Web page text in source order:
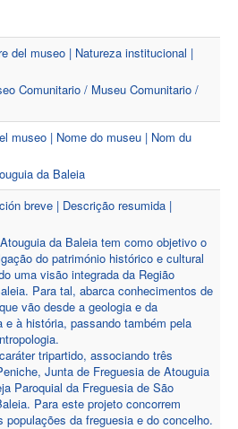
del museo | Natureza institucional |
Comunitario / Museu Comunitario /
museo | Nome do museu | Nom du
da Baleia
breve | Descrição resumida |
da Baleia tem como objetivo o
do património histórico e cultural
uma visão integrada da Região
Para tal, abarca conhecimentos de
vão desde a geologia e da
e à história, passando também pela
tripartido, associando três
Junta de Freguesia de Atouguia
Paroquial da Freguesia de São
Para este projeto concorrem
da freguesia e do concelho.